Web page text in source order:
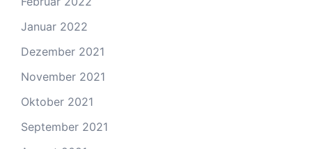
Januar 2022
Dezember 2021
November 2021
Oktober 2021
September 2021